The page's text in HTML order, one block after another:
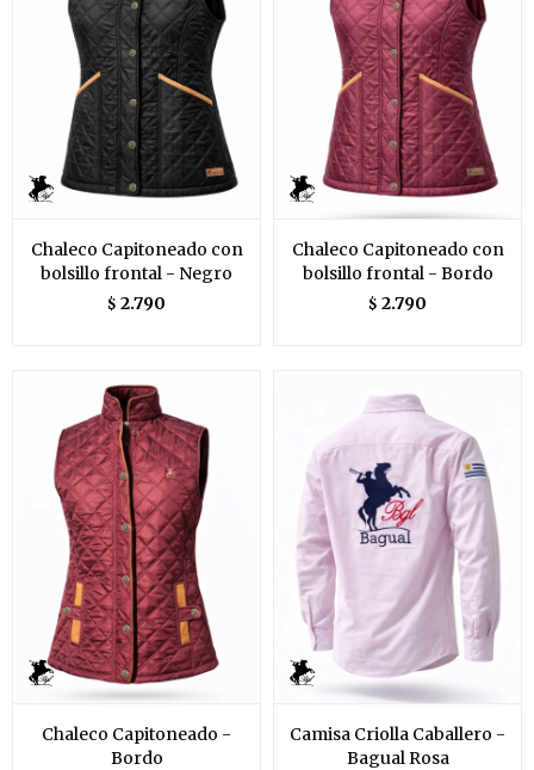
Chaleco Capitoneado con
bolsillo frontal - Negro
$ 2.790
Chaleco Capitoneado con
bolsillo frontal - Bordo
$ 2.790
Chaleco Capitoneado -
Bordo
Camisa Criolla Caballero -
Bagual Rosa